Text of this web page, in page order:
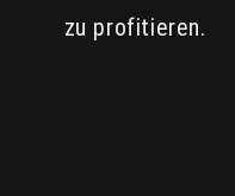
zu profitieren.